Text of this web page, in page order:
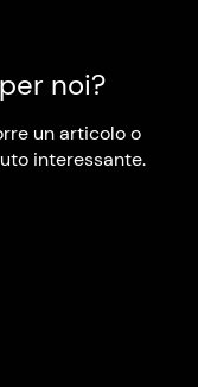
noi?
un articolo o
interessante.